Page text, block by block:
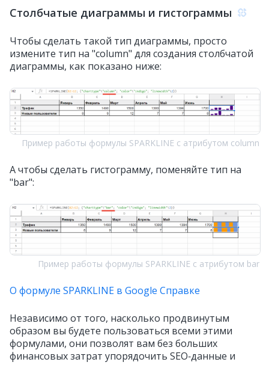
Столбчатые диаграммы и гистограммы
Чтобы сделать такой тип диаграммы, просто
измените тип на "column" для создания столбчатой
диаграммы, как показано ниже:
Пример работы формулы SPARKLINE с атрибутом column
А чтобы сделать гистограмму, поменяйте тип на
"bar":
Пример работы формулы SPARKLINE с атрибутом bar
О формуле SPARKLINE в Google Справке
Независимо от того, насколько продвинутым
образом вы будете пользоваться всеми этими
формулами, они позволят вам без больших
финансовых затрат упорядочить SEO‑данные и